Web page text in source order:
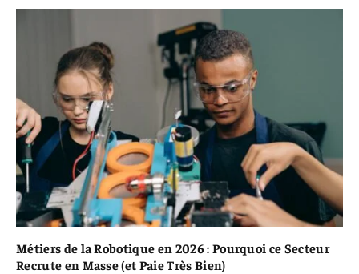
Métiers de la Robotique en 2026 : Pourquoi ce Secteur
Recrute en Masse (et Paie Très Bien)